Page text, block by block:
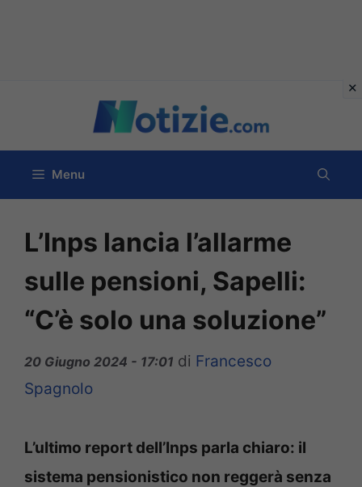
contenuto
Menu
L’Inps lancia l’allarme
sulle pensioni, Sapelli:
“C’è solo una soluzione”
20 Giugno 2024 - 17:01 di Francesco
Spagnolo
L’ultimo report dell’Inps parla chiaro: il
sistema pensionistico non reggerà senza